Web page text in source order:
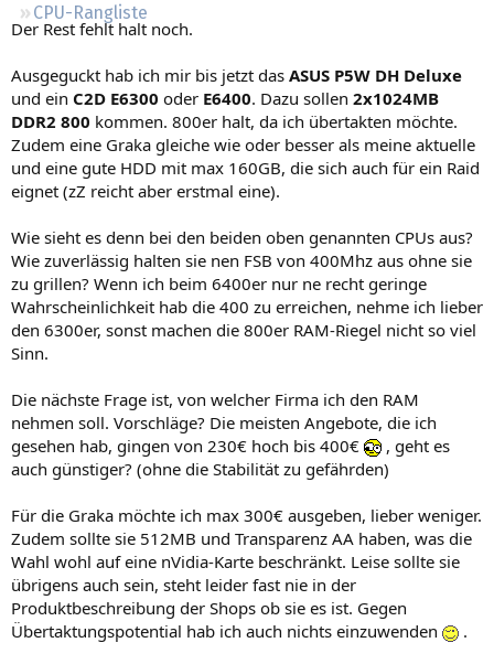
CPU-Rangliste
Der Rest fehlt halt noch.
Ausgeguckt hab ich mir bis jetzt das ASUS P5W DH Deluxe
und ein C2D E6300 oder E6400. Dazu sollen 2x1024MB
DDR2 800 kommen. 800er halt, da ich übertakten möchte.
Zudem eine Graka gleiche wie oder besser als meine aktuelle
und eine gute HDD mit max 160GB, die sich auch für ein Raid
eignet (zZ reicht aber erstmal eine).
Wie sieht es denn bei den beiden oben genannten CPUs aus?
Wie zuverlässig halten sie nen FSB von 400Mhz aus ohne sie
zu grillen? Wenn ich beim 6400er nur ne recht geringe
Wahrscheinlichkeit hab die 400 zu erreichen, nehme ich lieber
den 6300er, sonst machen die 800er RAM-Riegel nicht so viel
Sinn.
Die nächste Frage ist, von welcher Firma ich den RAM
nehmen soll. Vorschläge? Die meisten Angebote, die ich
gesehen hab, gingen von 230€ hoch bis 400€
, geht es
auch günstiger? (ohne die Stabilität zu gefährden)
Für die Graka möchte ich max 300€ ausgeben, lieber weniger.
Zudem sollte sie 512MB und Transparenz AA haben, was die
Wahl wohl auf eine nVidia-Karte beschränkt. Leise sollte sie
übrigens auch sein, steht leider fast nie in der
Produktbeschreibung der Shops ob sie es ist. Gegen
Übertaktungspotential hab ich auch nichts einzuwenden
.